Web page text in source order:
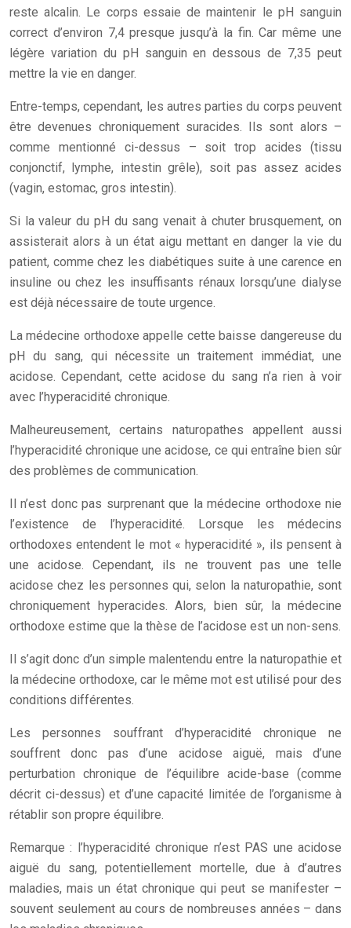
reste alcalin. Le corps essaie de maintenir le pH sanguin
correct d’environ 7,4 presque jusqu’à la fin. Car même une
légère variation du pH sanguin en dessous de 7,35 peut
mettre la vie en danger.
Entre-temps, cependant, les autres parties du corps peuvent
être devenues chroniquement suracides. Ils sont alors –
comme mentionné ci-dessus – soit trop acides (tissu
conjonctif, lymphe, intestin grêle), soit pas assez acides
(vagin, estomac, gros intestin).
Si la valeur du pH du sang venait à chuter brusquement, on
assisterait alors à un état aigu mettant en danger la vie du
patient, comme chez les diabétiques suite à une carence en
insuline ou chez les insuffisants rénaux lorsqu’une dialyse
est déjà nécessaire de toute urgence.
La médecine orthodoxe appelle cette baisse dangereuse du
pH du sang, qui nécessite un traitement immédiat, une
acidose. Cependant, cette acidose du sang n’a rien à voir
avec l’hyperacidité chronique.
Malheureusement, certains naturopathes appellent aussi
l’hyperacidité chronique une acidose, ce qui entraîne bien sûr
des problèmes de communication.
Il n’est donc pas surprenant que la médecine orthodoxe nie
l’existence de l’hyperacidité. Lorsque les médecins
orthodoxes entendent le mot « hyperacidité », ils pensent à
une acidose. Cependant, ils ne trouvent pas une telle
acidose chez les personnes qui, selon la naturopathie, sont
chroniquement hyperacides. Alors, bien sûr, la médecine
orthodoxe estime que la thèse de l’acidose est un non-sens.
Il s’agit donc d’un simple malentendu entre la naturopathie et
la médecine orthodoxe, car le même mot est utilisé pour des
conditions différentes.
Les personnes souffrant d’hyperacidité chronique ne
souffrent donc pas d’une acidose aiguë, mais d’une
perturbation chronique de l’équilibre acide-base (comme
décrit ci-dessus) et d’une capacité limitée de l’organisme à
rétablir son propre équilibre.
Remarque : l’hyperacidité chronique n’est PAS une acidose
aiguë du sang, potentiellement mortelle, due à d’autres
maladies, mais un état chronique qui peut se manifester –
souvent seulement au cours de nombreuses années – dans